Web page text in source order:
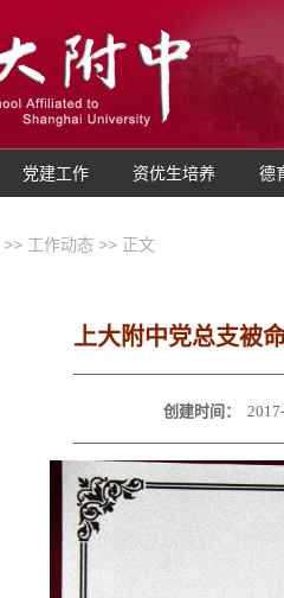
党建工作 资优生培养 德
>> 工作动态 >> 正文
上大附中党总支被
创建时间：